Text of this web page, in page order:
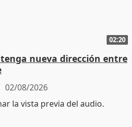
02:20
nueva dirección entre
02/08/2026